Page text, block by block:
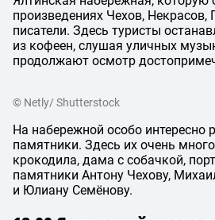
произведениях Чехов, Некрасов,
писатели. Здесь туристы
из кофеен, слушая уличных
продолжают осмотр
© Netly/ Shutterstock
На набережной особо интересно
памятники. Здесь их очень
крокодила, дама с собачкой,
памятники Антону Чехову,
и Юлиану Семёнову.